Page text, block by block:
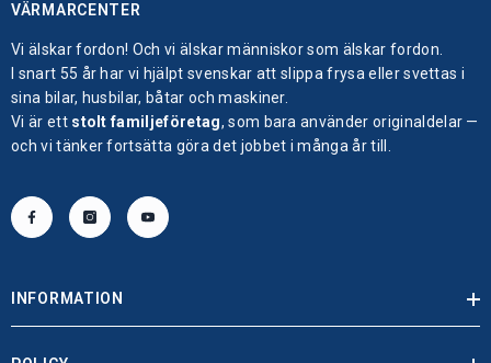
VÄRMARCENTER
Vi älskar fordon! Och vi älskar människor som älskar fordon.
I snart 55 år har vi hjälpt svenskar att slippa frysa eller svettas i
sina bilar, husbilar, båtar och maskiner.
Vi är ett stolt familjeföretag, som bara använder originaldelar —
och vi tänker fortsätta göra det jobbet i många år till.
INFORMATION